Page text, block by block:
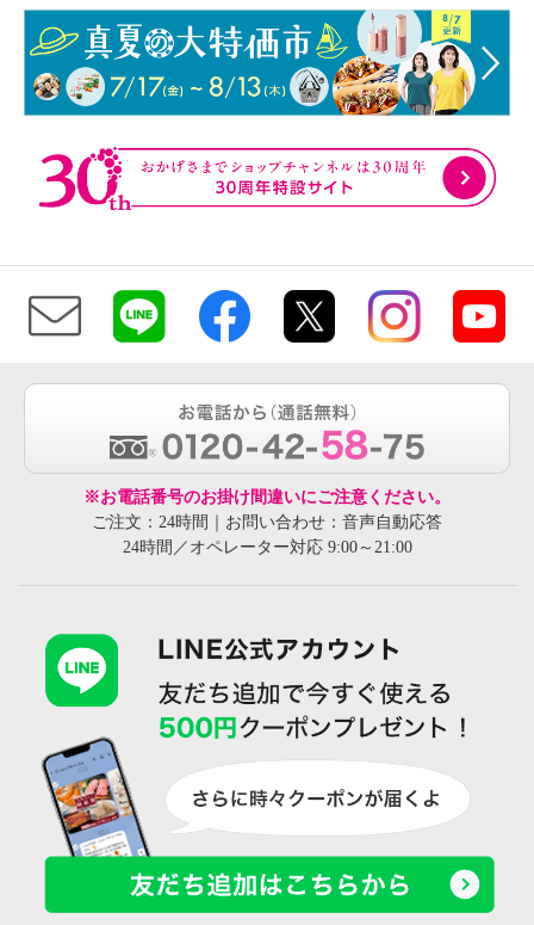
※お電話番号のお掛け間違いにご注意ください。
ご注文：24時間｜お問い合わせ：音声自動応答
24時間／オペレーター対応 9:00～21:00